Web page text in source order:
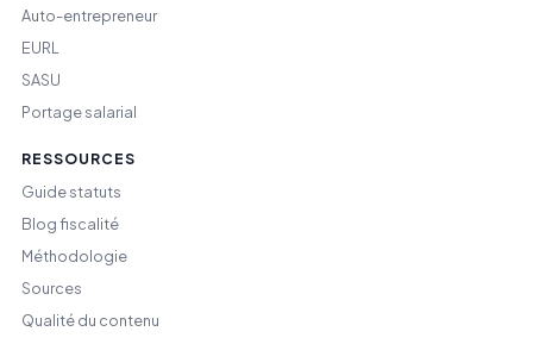
Auto-entrepreneur
EURL
SASU
Portage salarial
RESSOURCES
Guide statuts
Blog fiscalité
Méthodologie
Sources
Qualité du contenu